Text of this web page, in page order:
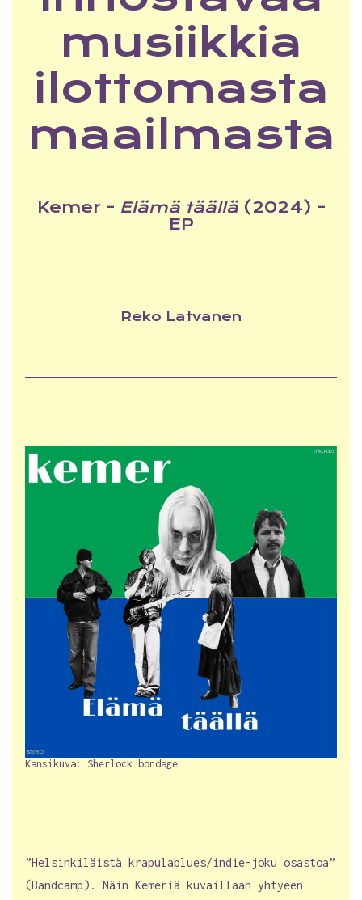
musiikkia
ilottomasta
maailmasta
Kemer – Elämä täällä(2024) –
EP
Reko Latvanen
Kansikuva: Sherlock bondage
”Helsinkiläistä krapulablues/indie-joku osastoa”
(Bandcamp). Näin Kemeriä kuvaillaan yhtyeen